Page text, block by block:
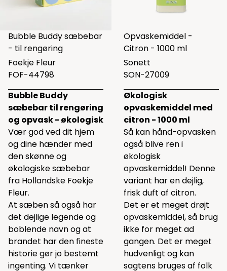
Bubble Buddy sæbebar
- til rengøring
Foekje Fleur
FOF-44798
Bubble Buddy
sæbebar til rengøring
og opvask - økologisk
Vær god ved dit hjem
og dine hænder med
den skønne og
økologiske sæbebar
fra Hollandske Foekje
Fleur.
At sæben så også har
det dejlige legende og
boblende navn og at
brandet har den fineste
historie gør jo bestemt
ingenting. Vi tænker
Opvaskemiddel -
Citron - 1000 ml
Sonett
SON-27009
Økologisk
opvaskemiddel med
citron - 1000 ml
Så kan hånd-opvasken
også blive ren i
økologisk
opvaskemiddel! Denne
variant har en dejlig,
frisk duft af citron.
Det er et meget drøjt
opvaskemiddel, så brug
ikke for meget ad
gangen. Det er meget
hudvenligt og kan
sagtens bruges af folk